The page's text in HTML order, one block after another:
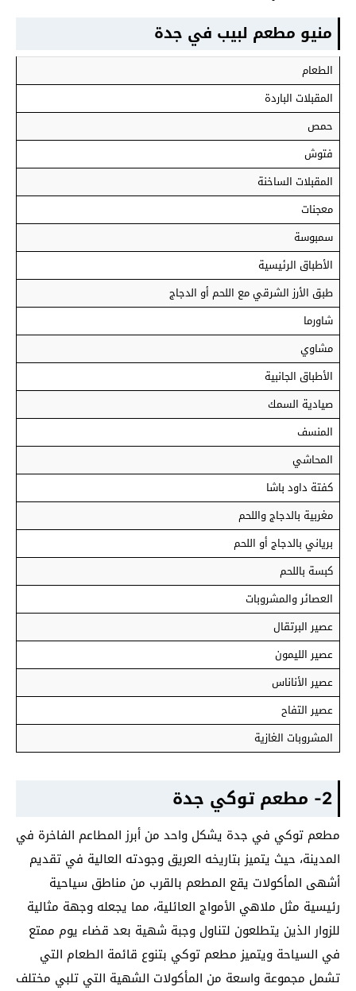
منيو مطعم لبيب في جدة
الطعام
المقبلات الباردة
حمص
فتوش
المقبلات الساخنة
معجنات
سمبوسة
الأطباق الرئيسية
طبق الأرز الشرقي مع اللحم أو الدجاج
شاورما
مشاوي
الأطباق الجانبية
صيادية السمك
المنسف
المحاشي
كفتة داود باشا
مغربية بالدجاج واللحم
برياني بالدجاج أو اللحم
كبسة باللحم
العصائر والمشروبات
عصير البرتقال
عصير الليمون
عصير الأناناس
عصير التفاح
المشروبات الغازية
2- مطعم توكي جدة
مطعم توكي في جدة يشكل واحد من أبرز المطاعم الفاخرة في
المدينة، حيث يتميز بتاريخه العريق وجودته العالية في تقديم
أشهى المأكولات يقع المطعم بالقرب من مناطق سياحية
رئيسية مثل ملاهي الأمواج العائلية، مما يجعله وجهة مثالية
للزوار الذين يتطلعون لتناول وجبة شهية بعد قضاء يوم ممتع
في السياحة ويتميز مطعم توكي بتنوع قائمة الطعام التي
تشمل مجموعة واسعة من المأكولات الشهية التي تلبي مختلف